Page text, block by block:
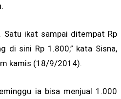
Satu ikat sampai ditempat Rp
di sini Rp 1.800,” kata Sisna,
kamis (18/9/2014).
ia bisa menjual 1.000